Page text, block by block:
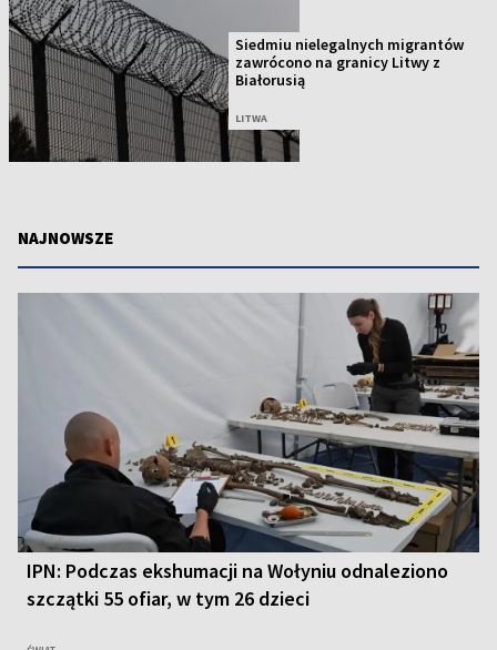
Siedmiu nielegalnych migrantów
zawrócono na granicy Litwy z
Białorusią
LITWA
NAJNOWSZE
IPN: Podczas ekshumacji na Wołyniu odnaleziono
szczątki 55 ofiar, w tym 26 dzieci